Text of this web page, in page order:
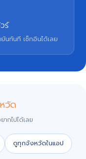
ร์
นทันที เช็กอินได้เลย
วัด
กไปได้เลย
ดูทุกจังหวัดในแอป